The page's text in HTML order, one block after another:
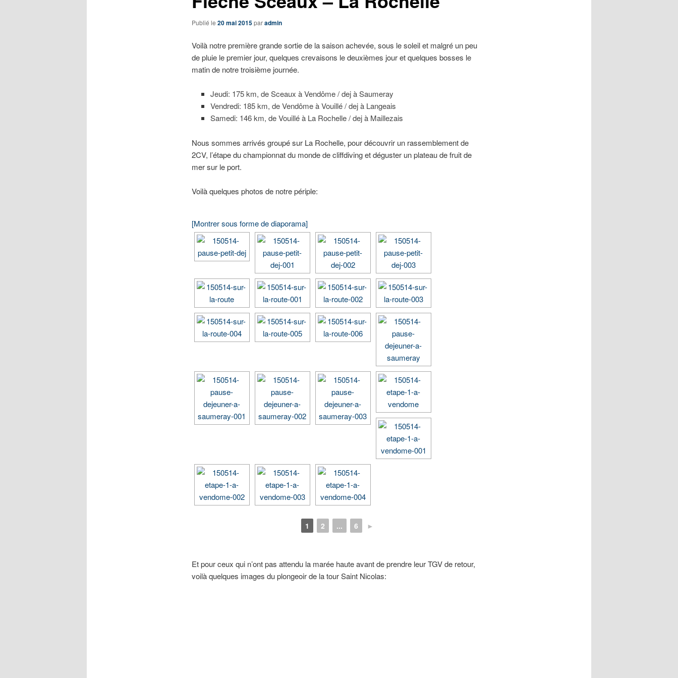
Publié le 20 mai 2015paradmin
Voilà notre première grande sortie de la saison achevée, sous le soleil et malgré un peu
de pluie le premier jour, quelques crevaisons le deuxièmes jour et quelques bosses le
matin de notre troisième journée.
Jeudi: 175 km, de Sceaux à Vendôme / dej à Saumeray
Vendredi: 185 km, de Vendôme à Vouillé / dej à Langeais
Samedi: 146 km, de Vouillé à La Rochelle / dej à Maillezais
Nous sommes arrivés groupé sur La Rochelle, pour découvrir un rassemblement de
2CV, l’étape du championnat du monde de cliffdiving et déguster un plateau de fruit de
mer sur le port.
Voilà quelques photos de notre périple:
[Montrer sous forme de diaporama]
1 2 ... 6 ►
Et pour ceux qui n’ont pas attendu la marée haute avant de prendre leur TGV de retour,
voilà quelques images du plongeoir de la tour Saint Nicolas: